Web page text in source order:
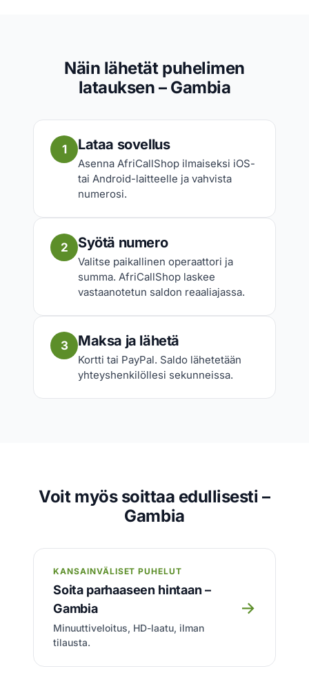
Näin lähetät puhelimen
latauksen – Gambia
1 Lataa sovellus
Asenna AfriCallShop ilmaiseksi iOS-
tai Android-laitteelle ja vahvista
numerosi.
2 Syötä numero
Valitse paikallinen operaattori ja
summa. AfriCallShop laskee
vastaanotetun saldon reaaliajassa.
3 Maksa ja lähetä
Kortti tai PayPal. Saldo lähetetään
yhteyshenkilöllesi sekunneissa.
Voit myös soittaa edullisesti –
Gambia
KANSAINVÄLISET PUHELUT
Soita parhaaseen hintaan –
Gambia
Minuuttiveloitus, HD-laatu, ilman
tilausta.
→